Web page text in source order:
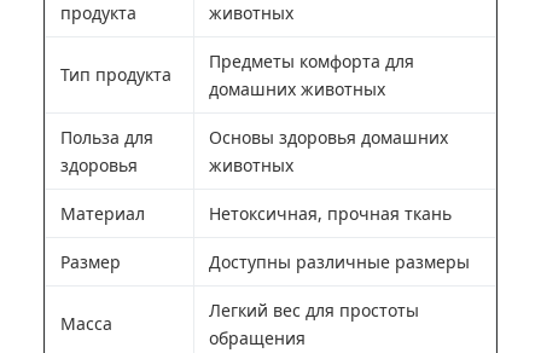
продукта
животных
Тип продукта
Предметы комфорта для
домашних животных
Польза для
здоровья
Основы здоровья домашних
животных
Материал Нетоксичная, прочная ткань
Размер Доступны различные размеры
Масса
Легкий вес для простоты
обращения